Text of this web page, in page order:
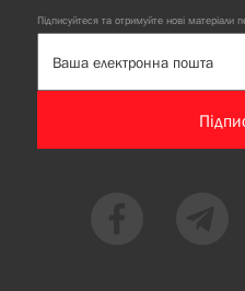
Підписуйтеся та отримуйте нові матеріали